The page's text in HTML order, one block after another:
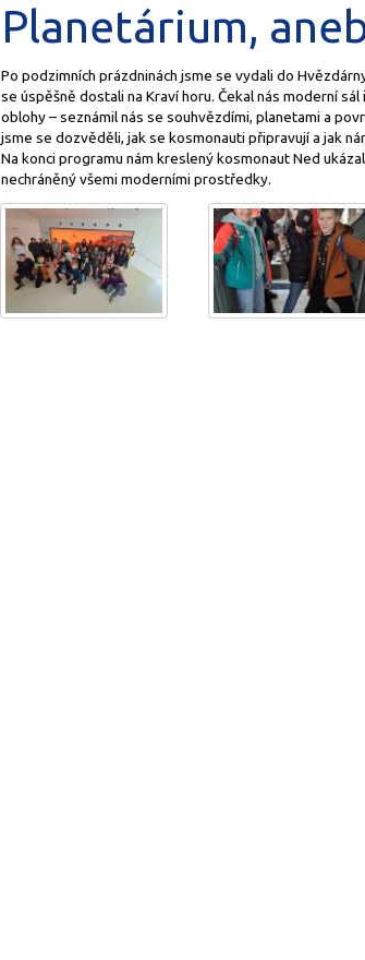
Planetárium,
Po podzimních prázdninách jsme se vydali do
se úspěšně dostali na Kraví horu. Čekal nás moderní
oblohy – seznámil nás se souhvězdími, planetami a
jsme se dozvěděli, jak se kosmonauti připravují a jak
Na konci programu nám kreslený kosmonaut Ned
nechráněný všemi moderními prostředky.